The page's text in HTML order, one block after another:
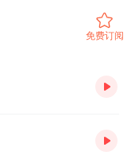
免费订阅